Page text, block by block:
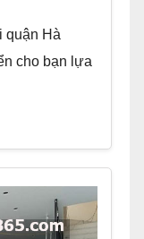
quận Hà
cho bạn lựa